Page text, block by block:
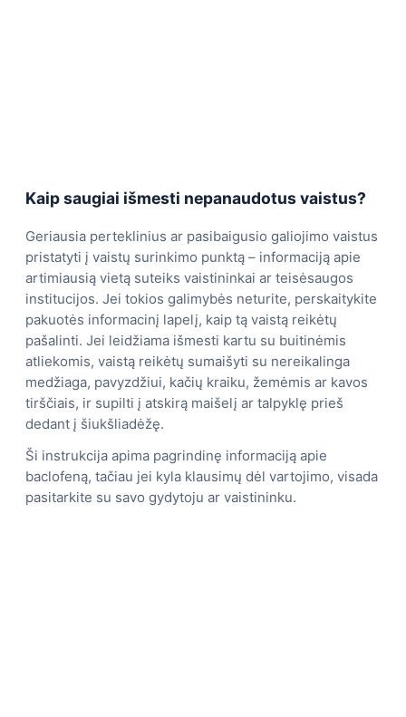
Kaip saugiai išmesti nepanaudotus vaistus?
Geriausia perteklinius ar pasibaigusio galiojimo vaistus
pristatyti į vaistų surinkimo punktą – informaciją apie
artimiausią vietą suteiks vaistininkai ar teisėsaugos
institucijos. Jei tokios galimybės neturite, perskaitykite
pakuotės informacinį lapelį, kaip tą vaistą reikėtų
pašalinti. Jei leidžiama išmesti kartu su buitinėmis
atliekomis, vaistą reikėtų sumaišyti su nereikalinga
medžiaga, pavyzdžiui, kačių kraiku, žemėmis ar kavos
tirščiais, ir supilti į atskirą maišelį ar talpyklę prieš
dedant į šiukšliadėžę.
Ši instrukcija apima pagrindinę informaciją apie
baclofeną, tačiau jei kyla klausimų dėl vartojimo, visada
pasitarkite su savo gydytoju ar vaistininku.